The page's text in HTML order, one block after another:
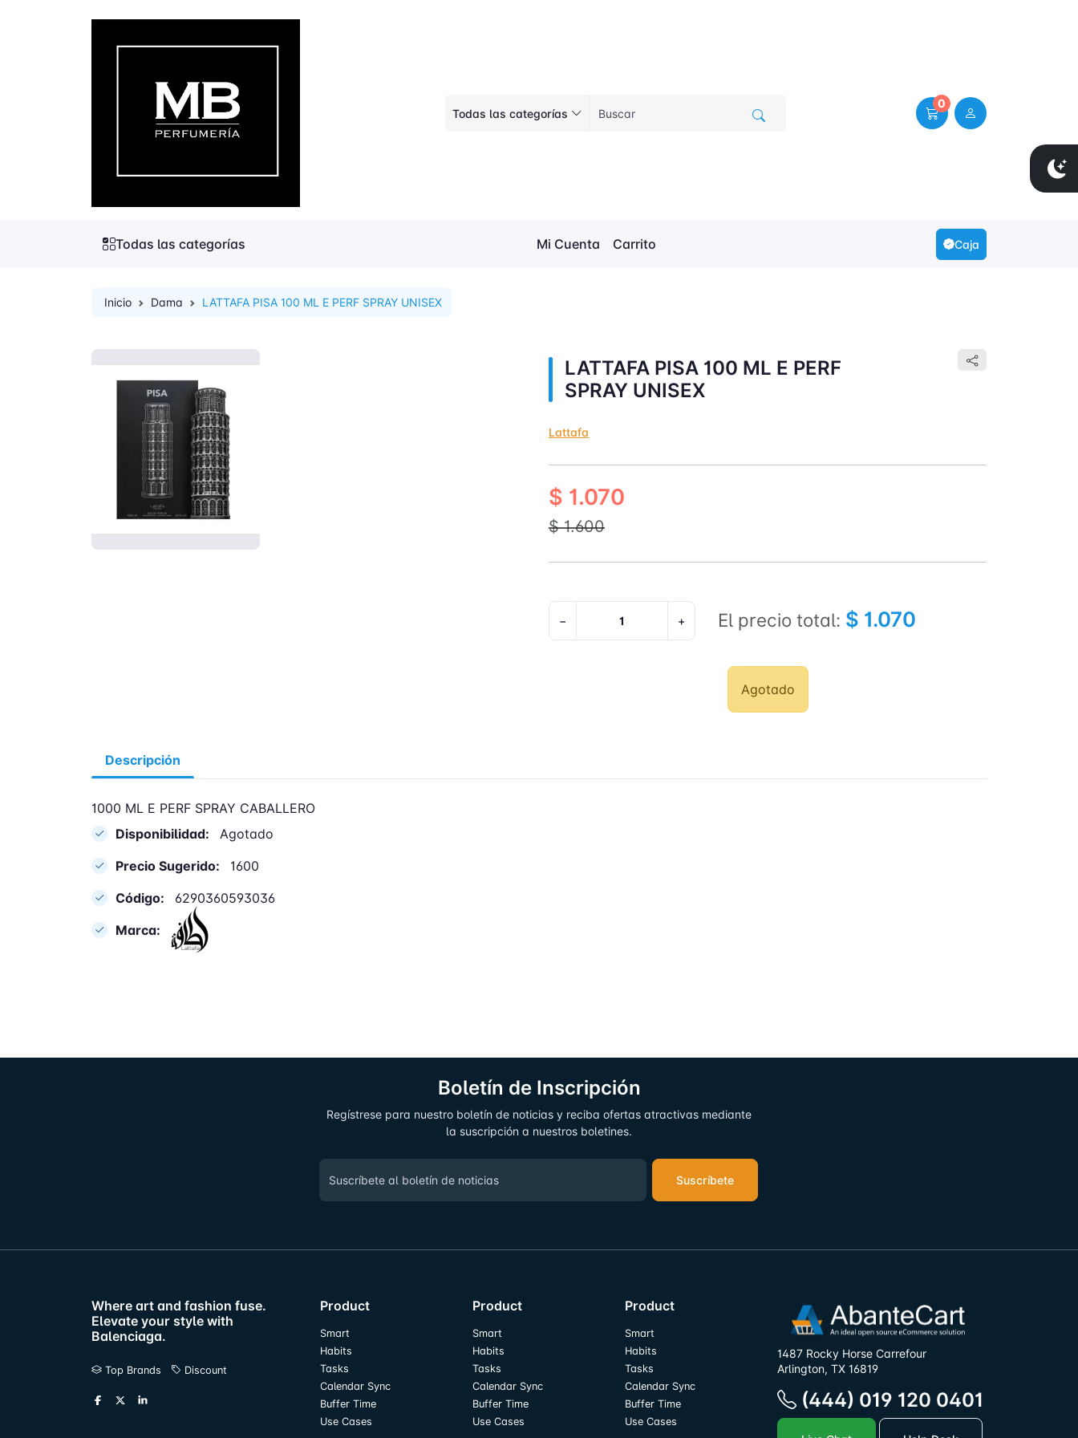
Todas las categorías
0
Todas las categorías Mi Cuenta Carrito Caja
Inicio Dama LATTAFA PISA 100 ML E PERF SPRAY UNISEX
LATTAFA PISA 100 ML E PERF
SPRAY UNISEX
Lattafa
$ 1.070
$ 1.600
− + El precio total: $ 1.070
Agotado
Descripción
1000 ML E PERF SPRAY CABALLERO
Disponibilidad:
Agotado
Precio Sugerido:
1600
Código:
6290360593036
Marca:
Boletín de Inscripción
Regístrese para nuestro boletín de noticias y reciba ofertas atractivas mediante
la suscripción a nuestros boletines.
Suscríbete
Where art and fashion fuse.
Elevate your style with
Balenciaga.
Top Brands Discount
Product
Smart
Habits
Tasks
Calendar Sync
Buffer Time
Use Cases
Product
Smart
Habits
Tasks
Calendar Sync
Buffer Time
Use Cases
Product
Smart
Habits
Tasks
Calendar Sync
Buffer Time
Use Cases
1487 Rocky Horse Carrefour
Arlington, TX 16819
(444) 019 120 0401